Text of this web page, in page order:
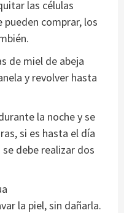
las células
pueden comprar, los
de miel de abeja
y revolver hasta
la noche y se
si es hasta el día
debe realizar dos
la piel, sin dañarla.